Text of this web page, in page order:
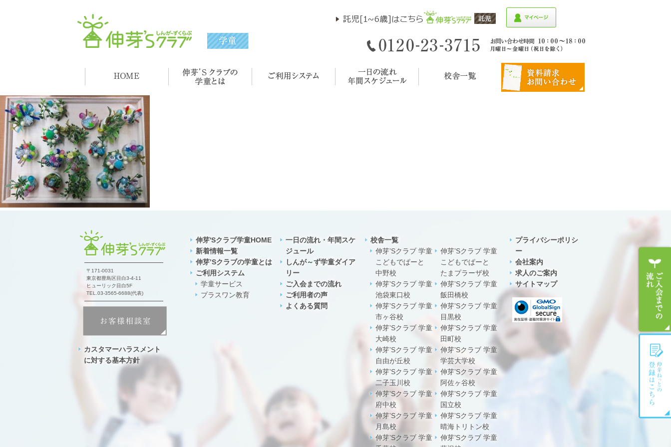
〒171-0031
東京都豊島区目白3-4-11
ヒューリック目白5F
TEL.03-3565-6688(代表)
カスタマーハラスメント
に対する基本方針
伸芽'Sクラブ学童HOME
新着情報一覧
伸芽’Sクラブの学童とは
ご利用システム
学童サービス
プラスワン教育
一日の流れ・年間スケ
ジュール
しんが～ず学童ダイア
リー
ご入会までの流れ
ご利用者の声
よくある質問
校舎一覧
伸芽’Sクラブ 学童
こどもでぱーと
中野校
伸芽’Sクラブ 学童
こどもでぱーと
たまプラーザ校
伸芽’Sクラブ 学童
池袋東口校
伸芽’Sクラブ 学童
飯田橋校
伸芽’Sクラブ 学童
市ヶ谷校
伸芽’Sクラブ 学童
目黒校
伸芽’Sクラブ 学童
大崎校
伸芽’Sクラブ 学童
田町校
伸芽’Sクラブ 学童
自由が丘校
伸芽’Sクラブ 学童
学芸大学校
伸芽’Sクラブ 学童
二子玉川校
伸芽’Sクラブ 学童
阿佐ヶ谷校
伸芽’Sクラブ 学童
府中校
伸芽’Sクラブ 学童
国立校
伸芽’Sクラブ 学童
月島校
伸芽’Sクラブ 学童
晴海トリトン校
伸芽’Sクラブ 学童
伸芽’Sクラブ 学童
プライバシーポリシ
ー
会社案内
求人のご案内
サイトマップ